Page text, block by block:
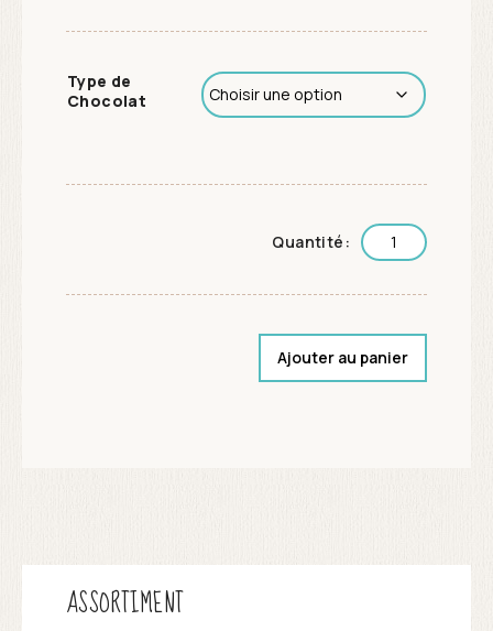
Type de
Chocolat
Quantité:
Ajouter au panier
ASSORTIMENT